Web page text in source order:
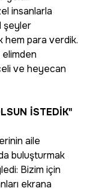
insanlarla
şeyler
hem para verdik.
elimden
ve heyecan
İSTEDİK"
aile
buluşturmak
Bizim için
ekrana